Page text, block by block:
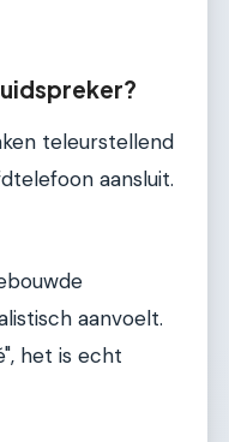
teleurstellend
aansluit.
aanvoelt.
het is echt